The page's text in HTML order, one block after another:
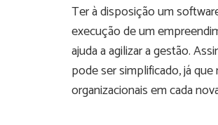
Ter à disposição um
execução de um
ajuda a agilizar a gestão.
pode ser simplificado, já
organizacionais em cada